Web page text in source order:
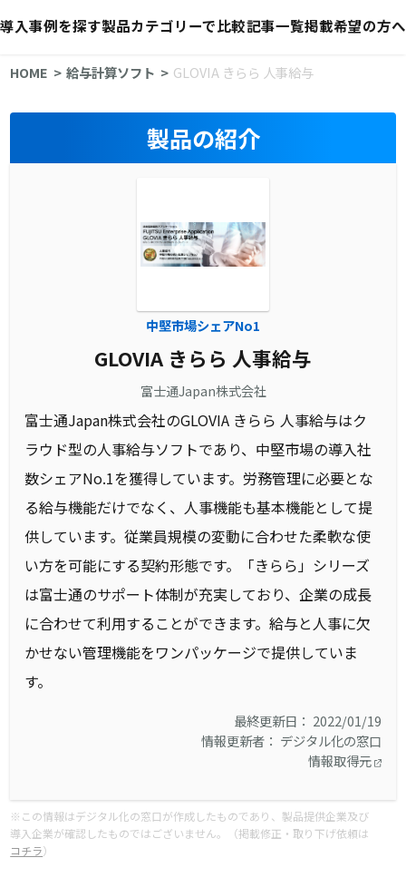
導入事例を探す製品カテゴリーで比較記事一覧掲載希望の方へ
HOME 給与計算ソフト GLOVIA きらら 人事給与
製品の紹介
中堅市場シェアNo1
GLOVIA きらら 人事給与
富士通Japan株式会社
富士通Japan株式会社のGLOVIA きらら 人事給与はク
ラウド型の人事給与ソフトであり、中堅市場の導入社
数シェアNo.1を獲得しています。労務管理に必要とな
る給与機能だけでなく、人事機能も基本機能として提
供しています。従業員規模の変動に合わせた柔軟な使
い方を可能にする契約形態です。「きらら」シリーズ
は富士通のサポート体制が充実しており、企業の成長
に合わせて利用することができます。給与と人事に欠
かせない管理機能をワンパッケージで提供していま
す。
最終更新日： 2022/01/19
情報更新者： デジタル化の窓口
情報取得元
※この情報はデジタル化の窓口が作成したものであり、製品提供企業及び
導入企業が確認したものではございません。（掲載修正・取り下げ依頼は
コチラ）